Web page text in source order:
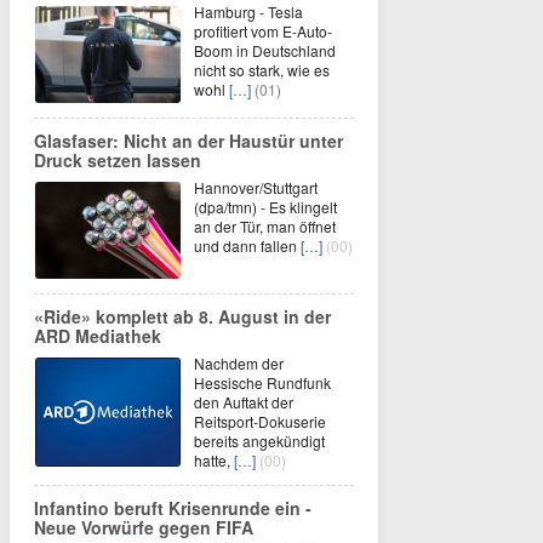
Hamburg - Tesla
profitiert vom E-Auto-
Boom in Deutschland
nicht so stark, wie es
wohl […] (01)
Glasfaser: Nicht an der Haustür unter
Druck setzen lassen
Hannover/Stuttgart
(dpa/tmn) - Es klingelt
an der Tür, man öffnet
und dann fallen […] (00)
«Ride» komplett ab 8. August in der
ARD Mediathek
Nachdem der
Hessische Rundfunk
den Auftakt der
Reitsport-Dokuserie
bereits angekündigt
hatte, […] (00)
Infantino beruft Krisenrunde ein -
Neue Vorwürfe gegen FIFA